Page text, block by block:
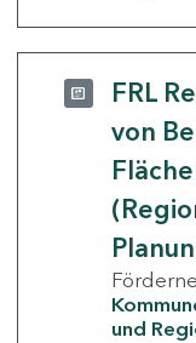
FRL
von
und